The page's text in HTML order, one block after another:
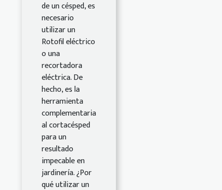
de un césped, es
necesario
utilizar un
Rotofil eléctrico
o una
recortadora
eléctrica. De
hecho, es la
herramienta
complementaria
al cortacésped
para un
resultado
impecable en
jardinería. ¿Por
qué utilizar un